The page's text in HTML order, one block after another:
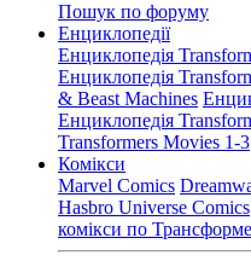
Пошук по форуму
Енциклопедії
Енциклопедія
Енциклопедія
& Beast Machines
Енциклопедія
Transformers Movies 1-3
Комікси
Marvel Comics
Hasbro Universe Comics
комікси по